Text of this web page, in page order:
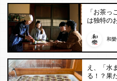
「お茶っ
は独特の
和樂
え、「水
る！？果